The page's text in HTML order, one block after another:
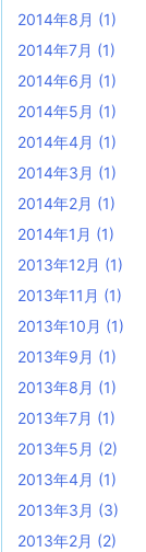
2014年8月 (1)
2014年7月 (1)
2014年6月 (1)
2014年5月 (1)
2014年4月 (1)
2014年3月 (1)
2014年2月 (1)
2014年1月 (1)
2013年12月 (1)
2013年11月 (1)
2013年10月 (1)
2013年9月 (1)
2013年8月 (1)
2013年7月 (1)
2013年5月 (2)
2013年4月 (1)
2013年3月 (3)
2013年2月 (2)